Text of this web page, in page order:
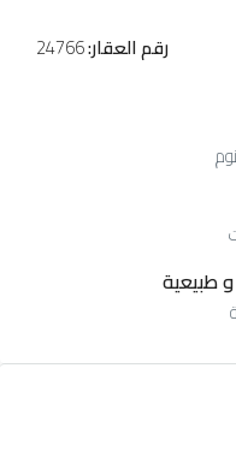
رقم العقار:
طبيعية